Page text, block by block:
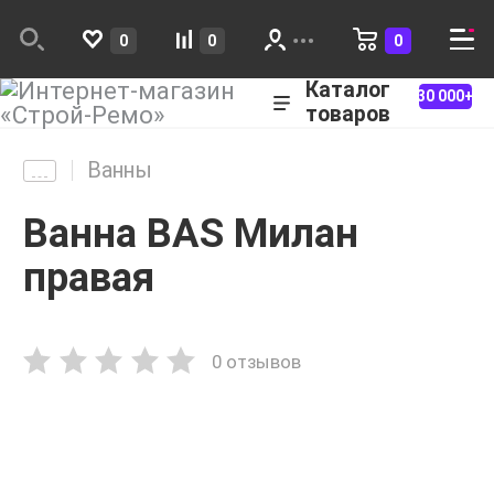
0 0 0
Каталог
товаров
30 000+
Ванны
Ванна BAS Милан
правая
0 отзывов